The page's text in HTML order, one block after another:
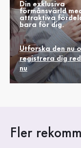
Din exklusiva
förmånsvärld
attraktiva
bara för dig.
Utforska den nu
registrera dig
nu
Fler